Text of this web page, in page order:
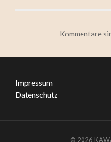
Kommentare
Impressum
Datenschutz
© 2026